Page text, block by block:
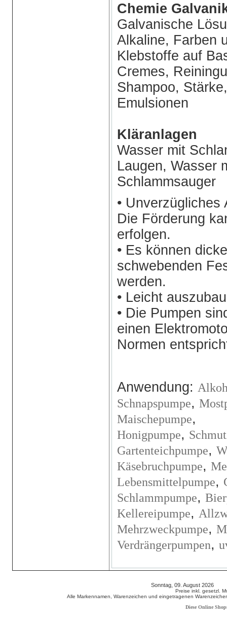
Chemie
Galvanische
Alkaline, Farben
Klebstoffe auf
Cremes,
Shampoo,
Emulsionen
Kläranlagen
Wasser mit
Laugen, Wasser
Schlammsauger
•
Die Förderung
erfolgen.
• Es können
schwebenden
werden.
• Leicht
• Die Pumpen
einen
Normen
Anwendung:
Schnapspumpe,
Maischepumpe,
Honigpumpe,
Gartenteichpumpe,
Käsebruchpumpe,
Lebensmittelpumpe,
Schlammpumpe,
Kellereipumpe,
Mehrzweckpumpe,
Verdrängerpumpen,
Sonntag, 09. August 2026
Preise inkl. gesetzl.
Alle Markennamen, Warenzeichen und eingetragenen
Diese Online